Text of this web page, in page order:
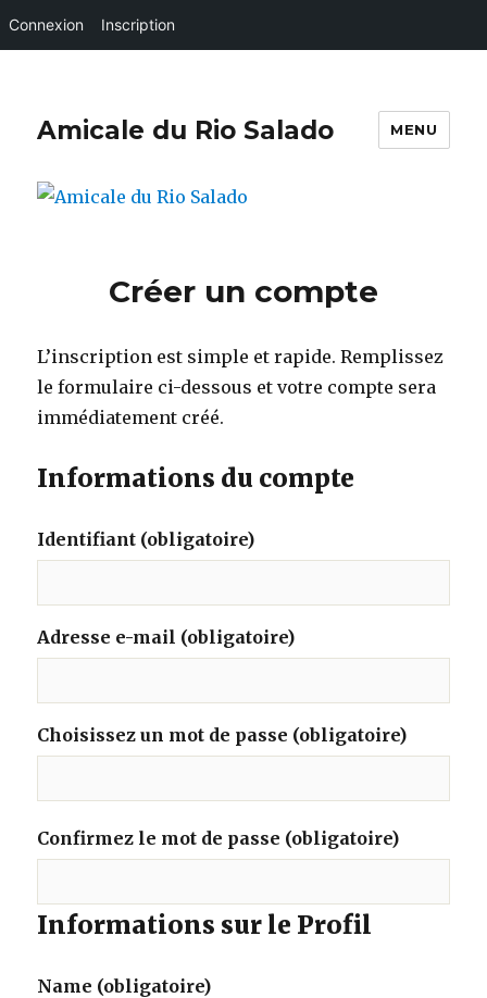
Connexion Inscription
Amicale du Rio Salado MENU
Créer un compte
L’inscription est simple et rapide. Remplissez
le formulaire ci-dessous et votre compte sera
immédiatement créé.
Informations du compte
Identifiant (obligatoire)
Adresse e-mail (obligatoire)
Choisissez un mot de passe (obligatoire)
Confirmez le mot de passe (obligatoire)
Informations sur le Profil
Name (obligatoire)